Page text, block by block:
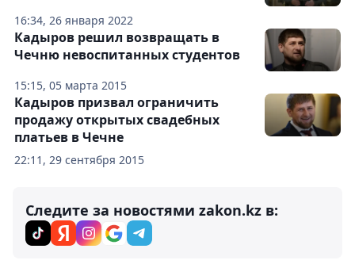
16:34, 26 января 2022
15:15, 05 марта 2015
Кадыров решил возвращать в
Чечню невоспитанных студентов
22:11, 29 сентября 2015
Кадыров призвал ограничить
продажу открытых свадебных
платьев в Чечне
Следите за новостями zakon.kz в: